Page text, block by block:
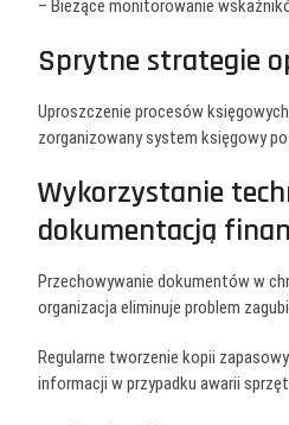
– Bieżące monitorowanie
Sprytne strategie
Uproszczenie procesów
zorganizowany system księgowy
Wykorzystanie
dokumentacją
Przechowywanie dokumentów w
organizacja eliminuje problem
Regularne tworzenie kopii
informacji w przypadku awarii